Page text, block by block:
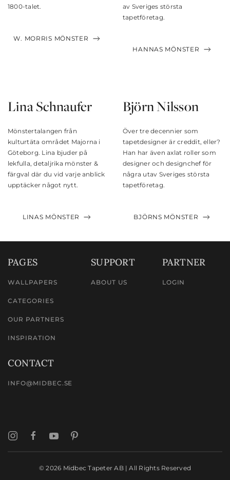
1800-talet.
W. MORRIS MÖNSTER
av Sveriges största
tapetföretag.
HANNAS MÖNSTER
Lina Schnaufer
Mönstertalangen från
kulturtäta området Majorna i
Göteborg. Lina bjuder på
lekfulla, detaljrika mönster &
färgval där du vid varje anblick
upptäcker något nytt.
LINAS MÖNSTER
Björn Nilsson
Över tre decennier som
tapetdesigner är creddit, eller?
Han har även axlat roller som
designer och designchef för
några utav Sveriges största
tapetföretag.
BJÖRNS MÖNSTER
PAGES
WALLPAPERS
CATEGORIES
OUR PARTNERS
INSPIRATION
SUPPORT
ABOUT US
PARTNER
LOGIN
CONTACT
INFO@MIDBEC.SE
©2026 Midbec Tapeter AB | All Rights Reserved